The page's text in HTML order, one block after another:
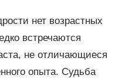
нет возрастных
встречаются
не отличающиеся
опыта. Судьба